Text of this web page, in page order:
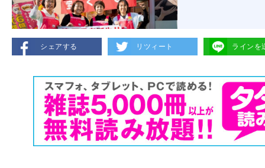
シェアする リツィート ラインを